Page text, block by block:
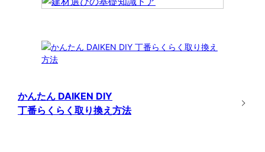
かんたん DAIKEN DIY
丁番らくらく取り換え方法